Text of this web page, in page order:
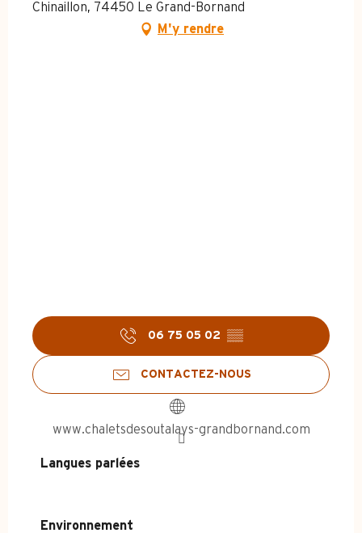
Chinaillon, 74450 Le Grand-Bornand
M'y rendre
06 75 05 02 ▒▒
CONTACTEZ-NOUS
www.chaletsdesoutalays-grandbornand.com
Langues parlées
Langues parlées
Environnement
Environnement